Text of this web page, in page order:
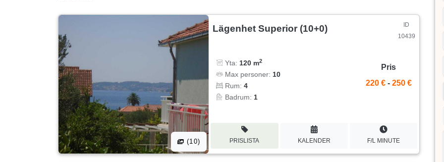
(10)
Lägenhet Superior (10+0)
ID
10439
Yta: 120 m2
Max personer: 10
Rum:4
Badrum: 1
Pris
220 € - 250 €
PRISLISTA KALENDER F/L MINUTE